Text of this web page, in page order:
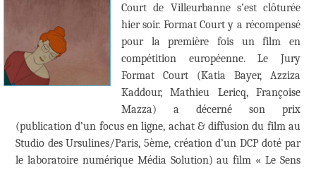
Court de Villeurbanne s’est clôturée
hier soir. Format Court y a récompensé
pour la première fois un film en
compétition européenne. Le Jury
Format Court (Katia Bayer, Azziza
Kaddour, Mathieu Lericq, Françoise
Mazza) a décerné son prix
(publication d’un focus en ligne, achat & diffusion du film au
Studio des Ursulines/Paris, 5ème, création d’un DCP doté par
le laboratoire numérique Média Solution) au film « Le Sens